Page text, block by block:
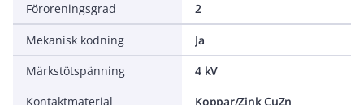
Föroreningsgrad
2
Mekanisk kodning
Ja
Märkstötspänning
4 kV
Kontaktmaterial
Koppar/Zink CuZn